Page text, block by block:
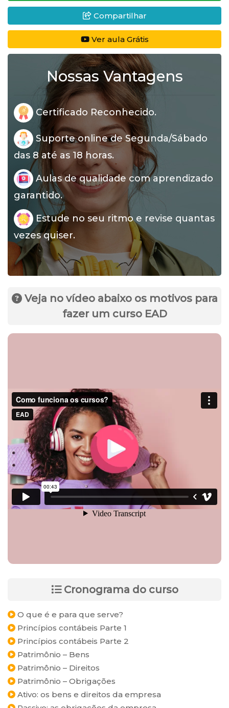
Compartilhar
Ver aula Grátis
Nossas Vantagens
Certificado Reconhecido.
Suporte online de Segunda/Sábado
das 8 até as 18 horas.
Aulas de qualidade com aprendizado
garantido.
Estude no seu ritmo e revise quantas
vezes quiser.
Veja no vídeo abaixo os motivos para
fazer um curso EAD
Cronograma do curso
O que é e para que serve?
Princípios contábeis Parte 1
Princípios contábeis Parte 2
Patrimônio – Bens
Patrimônio – Direitos
Patrimônio – Obrigações
Ativo: os bens e direitos da empresa